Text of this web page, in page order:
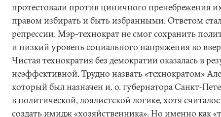
протестовали против циничного пренебрежения
правом избирать и быть избранными. Ответом
репрессии. Мэр-технократ не смог сохранить
и низкий уровень социального напряжения во
Чистая технократия без демократии оказалась в
неэффективной. Трудно назвать «технократом»
который был назначен и. о. губернатора Санкт-
в политической, лоялистской логике, хотя
создать имидж «хозяйственника». Но именно как